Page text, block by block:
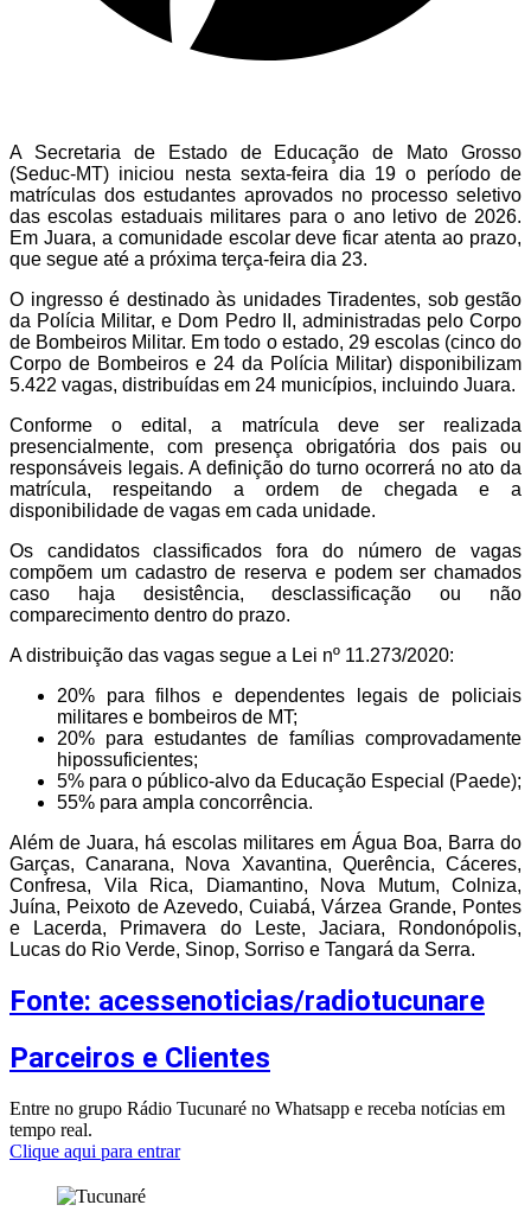
A Secretaria de Estado de Educação de Mato Grosso
(Seduc-MT) iniciou nesta sexta-feira dia 19 o período de
matrículas dos estudantes aprovados no processo seletivo
das escolas estaduais militares para o ano letivo de 2026.
Em Juara, a comunidade escolar deve ficar atenta ao prazo,
que segue até a próxima terça-feira dia 23.
O ingresso é destinado às unidades Tiradentes, sob gestão
da Polícia Militar, e Dom Pedro II, administradas pelo Corpo
de Bombeiros Militar. Em todo o estado, 29 escolas (cinco do
Corpo de Bombeiros e 24 da Polícia Militar) disponibilizam
5.422 vagas, distribuídas em 24 municípios, incluindo Juara.
Conforme o edital, a matrícula deve ser realizada
presencialmente, com presença obrigatória dos pais ou
responsáveis legais. A definição do turno ocorrerá no ato da
matrícula, respeitando a ordem de chegada e a
disponibilidade de vagas em cada unidade.
Os candidatos classificados fora do número de vagas
compõem um cadastro de reserva e podem ser chamados
caso haja desistência, desclassificação ou não
comparecimento dentro do prazo.
A distribuição das vagas segue a Lei nº 11.273/2020:
20% para filhos e dependentes legais de policiais
militares e bombeiros de MT;
20% para estudantes de famílias comprovadamente
hipossuficientes;
5% para o público-alvo da Educação Especial (Paede);
55% para ampla concorrência.
Além de Juara, há escolas militares em Água Boa, Barra do
Garças, Canarana, Nova Xavantina, Querência, Cáceres,
Confresa, Vila Rica, Diamantino, Nova Mutum, Colniza,
Juína, Peixoto de Azevedo, Cuiabá, Várzea Grande, Pontes
e Lacerda, Primavera do Leste, Jaciara, Rondonópolis,
Lucas do Rio Verde, Sinop, Sorriso e Tangará da Serra.
Fonte: acessenoticias/radiotucunare
Parceiros e Clientes
Entre no grupo Rádio Tucunaré no Whatsapp e receba notícias em
tempo real.
Clique aqui para entrar